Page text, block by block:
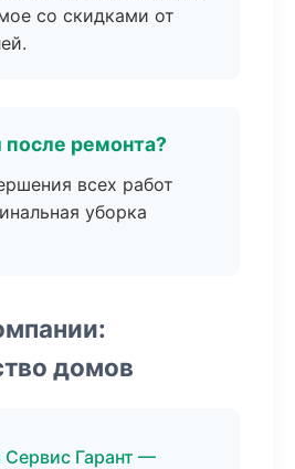
со скидками от
после ремонта?
всех работ
уборка
домов
Сервис Гарант —